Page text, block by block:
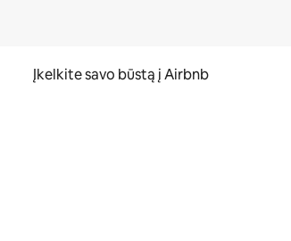
Įkelkite savo būstą į Airbnb